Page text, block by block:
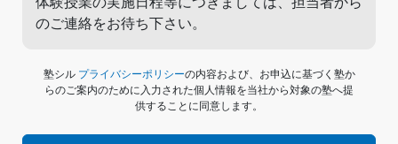
のご連絡をお待ち下さい。
塾シル プライバシーポリシーの内容および、お申込に基づく塾か
らのご案内のために入力された個人情報を当社から対象の塾へ提
供することに同意します。